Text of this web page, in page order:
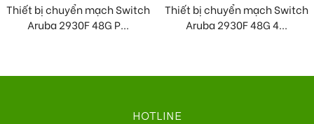
Thiết bị chuyển mạch Switch
Aruba 2930F 48G P...
Thiết bị chuyển mạch Switch
Aruba 2930F 48G 4...
HOTLINE